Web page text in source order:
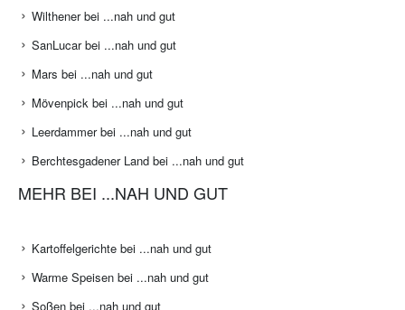
Wilthener bei ...nah und gut
SanLucar bei ...nah und gut
Mars bei ...nah und gut
Mövenpick bei ...nah und gut
Leerdammer bei ...nah und gut
Berchtesgadener Land bei ...nah und gut
MEHR BEI ...NAH UND GUT
Kartoffelgerichte bei ...nah und gut
Warme Speisen bei ...nah und gut
Soßen bei ...nah und gut